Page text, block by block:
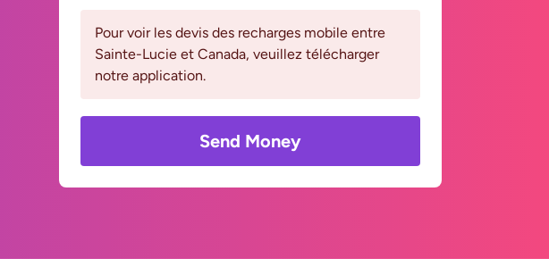
Pour voir les devis des recharges mobile entre
Sainte-Lucie et Canada, veuillez télécharger
notre application.
Send Money